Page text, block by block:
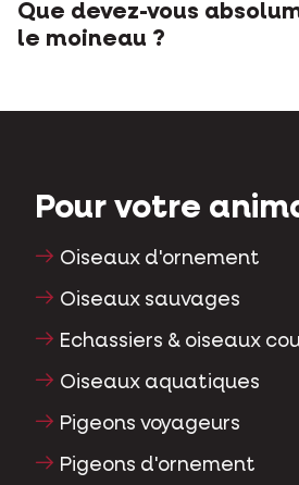
Que devez-vous
le moineau ?
Pour votre
Oiseaux d'ornement
Oiseaux sauvages
Echassiers & oiseaux
Oiseaux aquatiques
Pigeons voyageurs
Pigeons d'ornement